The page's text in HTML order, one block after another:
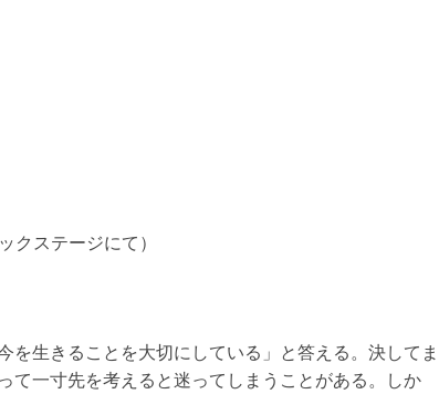
クステージにて）
を生きることを大切にしている」と答える。決してま
て一寸先を考えると迷ってしまうことがある。しか